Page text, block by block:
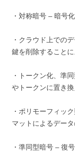
・対称暗号 – 暗号
・クラウド上での
鍵を削除すること
・トークン化、準
やトークンに置き換
・ポリモーフィッ
マットによるデータ
・準同型暗号 – 復